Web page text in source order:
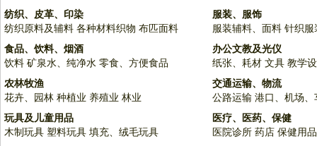
纺织、皮革、印染
纺织原料及辅料 各种材料织物 布匹面料
服装、服饰
服装辅料、面料 针织服
食品、饮料、烟酒
饮料 矿泉水、纯净水 零食、方便食品
办公文教及光仪
纸张、耗材 文具 教学
农林牧渔
花卉、园林 种植业 养殖业 林业
交通运输、物流
公路运输 港口、机场、
玩具及儿童用品
木制玩具 塑料玩具 填充、绒毛玩具
医疗、医药、保健
医院诊所 药店 保健用品